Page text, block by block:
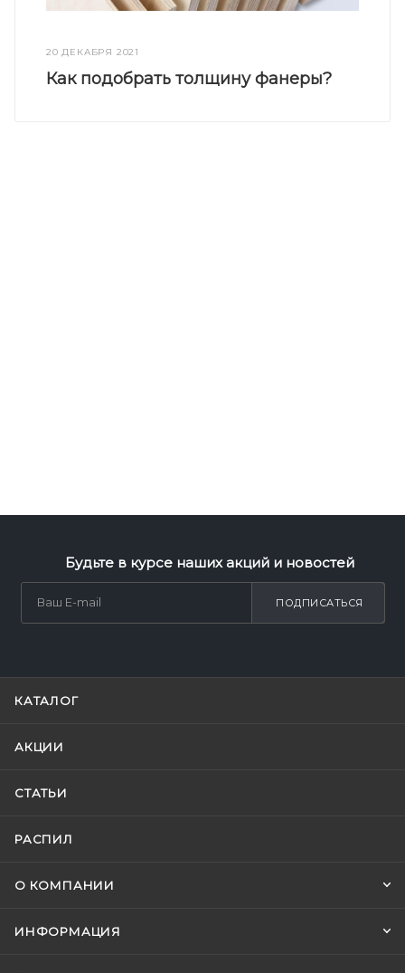
20 ДЕКАБРЯ 2021
Как подобрать толщину фанеры?
Будьте в курсе наших акций и новостей
ПОДПИСАТЬСЯ
КАТАЛОГ
АКЦИИ
СТАТЬИ
РАСПИЛ
О КОМПАНИИ
ИНФОРМАЦИЯ